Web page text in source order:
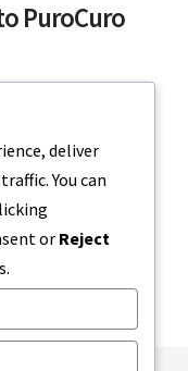
PuroCuro
comuni di…
2024
deliver
You can
or Reject